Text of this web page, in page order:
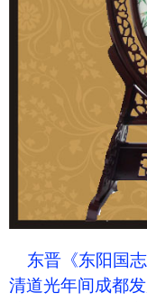
东晋《东阳国志
清道光年间成都